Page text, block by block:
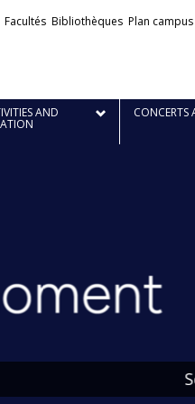
Facultés Bibliothèques Plan campus
AND CONCERTS